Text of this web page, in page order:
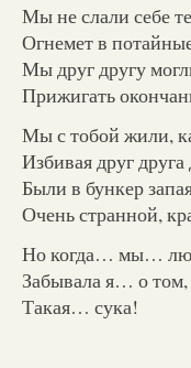
Мы не слали себе
Огнемет в
Мы друг другу
Прижигать
Мы с тобой жили,
Избивая друг
Были в бункер
Очень странной,
Но когда… мы…
Забывала я… о
Такая… сука!